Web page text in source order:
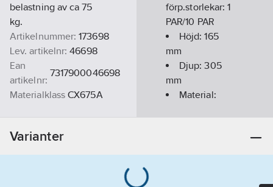
belastning av ca 75
kg.
Artikelnummer: 173698
Lev. artikelnr: 46698
Ean
artikelnr:
7317900046698
Materialklass CX675A
förp.storlekar:1
PAR/10 PAR
Höjd:165
mm
Djup:305
mm
Material:
Vitlackerad
Varianter